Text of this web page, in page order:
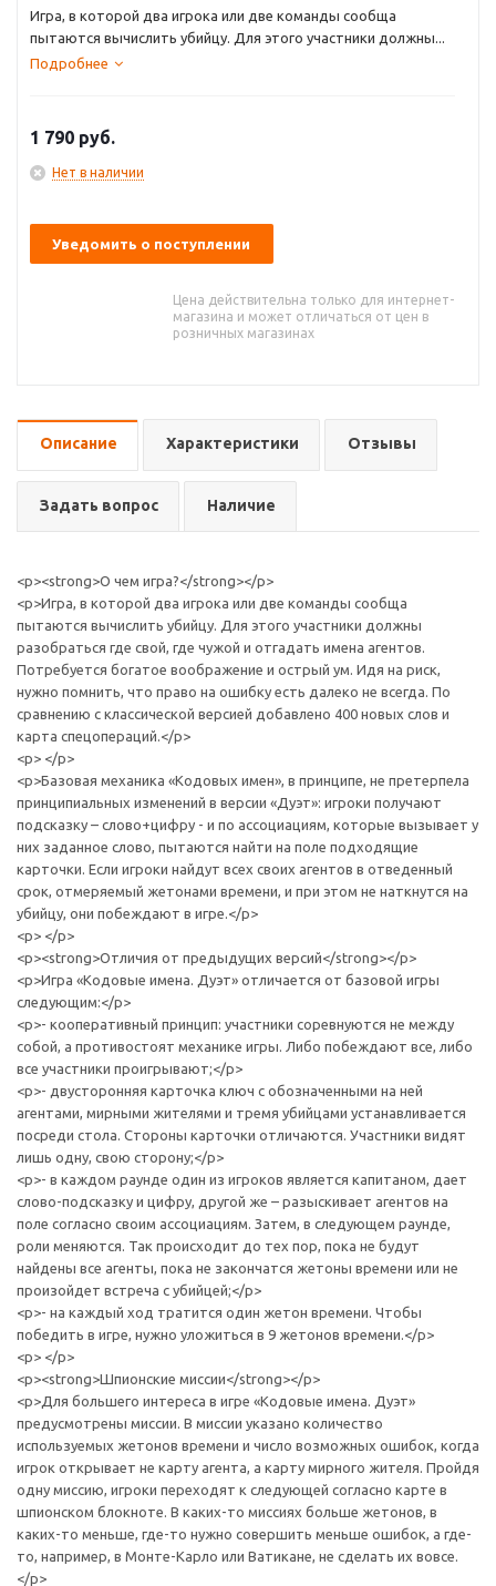
Игра, в которой два игрока или две команды сообща
пытаются вычислить убийцу. Для этого участники должны...
Подробнее
1 790 руб.
Нет в наличии
Уведомить о поступлении
Цена действительна только для интернет-
магазина и может отличаться от цен в
розничных магазинах
Описание Характеристики Отзывы
Задать вопрос Наличие
<p><strong>О чем игра?</strong></p>
<p>Игра, в которой два игрока или две команды сообща
пытаются вычислить убийцу. Для этого участники должны
разобраться где свой, где чужой и отгадать имена агентов.
Потребуется богатое воображение и острый ум. Идя на риск,
нужно помнить, что право на ошибку есть далеко не всегда. По
сравнению с классической версией добавлено 400 новых слов и
карта спецопераций.</p>
<p> </p>
<p>Базовая механика «Кодовых имен», в принципе, не претерпела
принципиальных изменений в версии «Дуэт»: игроки получают
подсказку – слово+цифру - и по ассоциациям, которые вызывает у
них заданное слово, пытаются найти на поле подходящие
карточки. Если игроки найдут всех своих агентов в отведенный
срок, отмеряемый жетонами времени, и при этом не наткнутся на
убийцу, они побеждают в игре.</p>
<p> </p>
<p><strong>Отличия от предыдущих версий</strong></p>
<p>Игра «Кодовые имена. Дуэт» отличается от базовой игры
следующим:</p>
<p>- кооперативный принцип: участники соревнуются не между
собой, а противостоят механике игры. Либо побеждают все, либо
все участники проигрывают;</p>
<p>- двусторонняя карточка ключ с обозначенными на ней
агентами, мирными жителями и тремя убийцами устанавливается
посреди стола. Стороны карточки отличаются. Участники видят
лишь одну, свою сторону;</p>
<p>- в каждом раунде один из игроков является капитаном, дает
слово-подсказку и цифру, другой же – разыскивает агентов на
поле согласно своим ассоциациям. Затем, в следующем раунде,
роли меняются. Так происходит до тех пор, пока не будут
найдены все агенты, пока не закончатся жетоны времени или не
произойдет встреча с убийцей;</p>
<p>- на каждый ход тратится один жетон времени. Чтобы
победить в игре, нужно уложиться в 9 жетонов времени.</p>
<p> </p>
<p><strong>Шпионские миссии</strong></p>
<p>Для большего интереса в игре «Кодовые имена. Дуэт»
предусмотрены миссии. В миссии указано количество
используемых жетонов времени и число возможных ошибок, когда
игрок открывает не карту агента, а карту мирного жителя. Пройдя
одну миссию, игроки переходят к следующей согласно карте в
шпионском блокноте. В каких-то миссиях больше жетонов, в
каких-то меньше, где-то нужно совершить меньше ошибок, а где-
то, например, в Монте-Карло или Ватикане, не сделать их вовсе.
</p>